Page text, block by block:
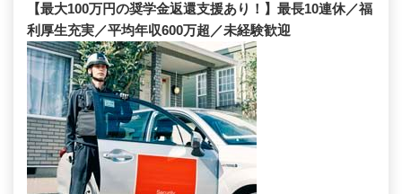
【最大100万円の奨学金返還支援あり！】最長10連休／福
利厚生充実／平均年収600万超／未経験歓迎